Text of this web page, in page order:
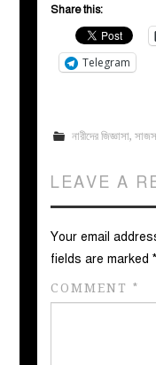
মজলিস
Share this:
Telegram
নারীদের জিজ্ঞাসা,
LEAVE A
Your email
fields are marked*
COMMENT*